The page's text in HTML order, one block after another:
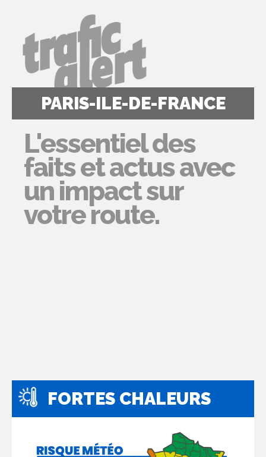
PARIS-ILE-DE-FRANCE
L'essentiel des
faits et actus avec
un impact sur
votre route.
FORTES CHALEURS